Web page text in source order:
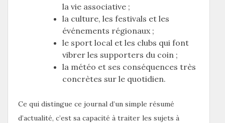
la vie associative ;
la culture, les festivals et les
événements régionaux ;
le sport local et les clubs qui font
vibrer les supporters du coin ;
la météo et ses conséquences très
concrètes sur le quotidien.
Ce qui distingue ce journal d’un simple résumé
d’actualité, c’est sa capacité à traiter les sujets à